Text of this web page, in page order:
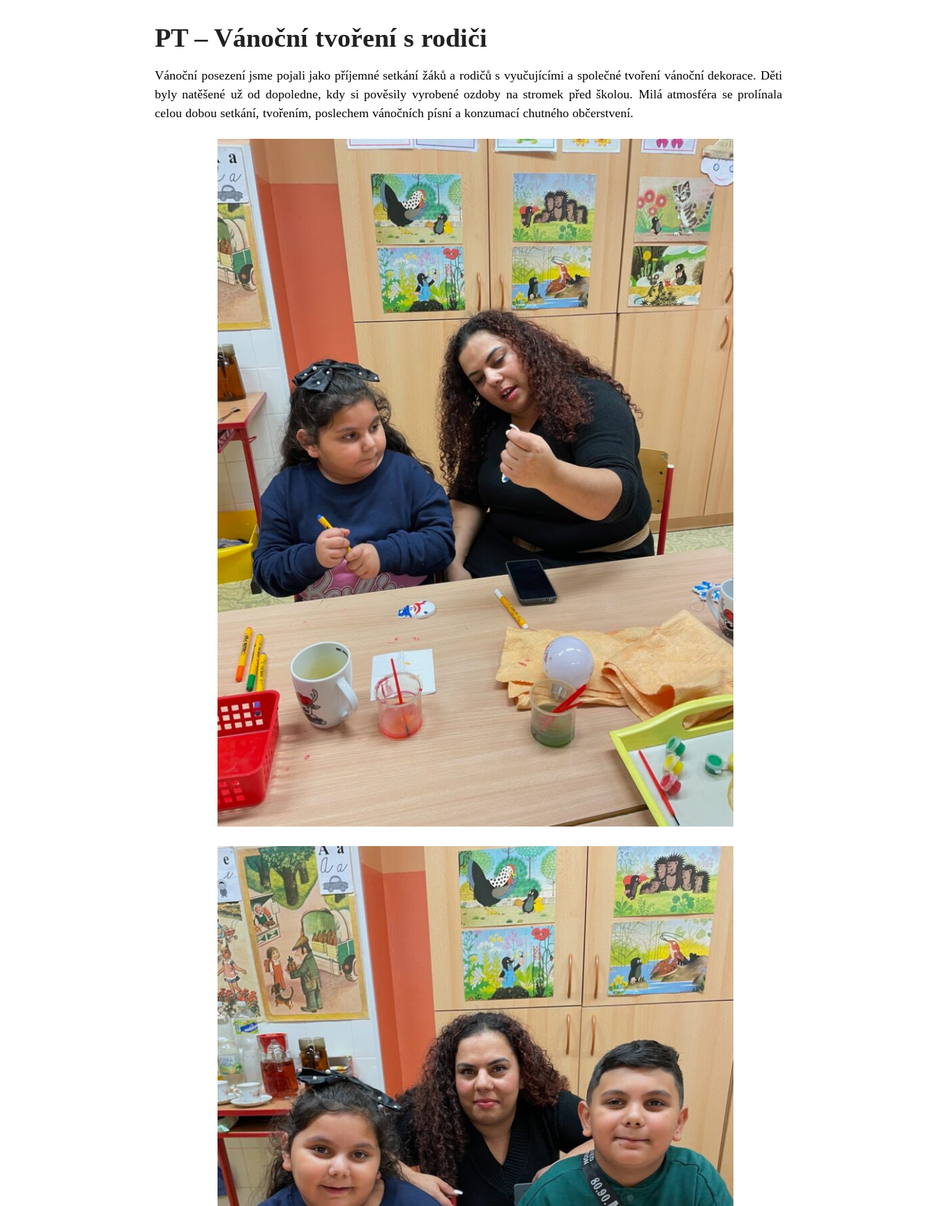
PT – Vánoční tvoření s rodiči
Vánoční posezení jsme pojali jako příjemné setkání žáků a rodičů s vyučujícími a společné tvoření vánoční dekorace. Děti
byly natěšené už od dopoledne, kdy si pověsily vyrobené ozdoby na stromek před školou. Milá atmosféra se prolínala
celou dobou setkání, tvořením, poslechem vánočních písní a konzumací chutného občerstvení.